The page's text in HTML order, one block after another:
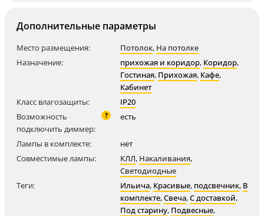
Дополнительные параметры
Место размещения: Потолок, На потолке
Назначение:
прихожая и коридор, Коридор,
Гостиная, Прихожая, Кафе,
Кабинет
Класс влагозащиты:
IP20
Возможность
подключить диммер:
? есть
Лампы в комплекте:
нет
Совместимые лампы:
КЛЛ, Накаливания,
Светодиодные
Теги:
Ильича, Красивые, подсвечник, В
комплекте,Свеча,С доставкой,
Под старину, Подвесные,